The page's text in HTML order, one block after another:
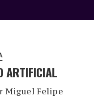
ARTIFICIAL
Miguel Felipe